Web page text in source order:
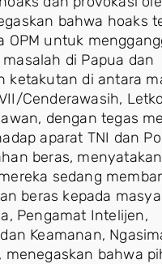
bahwa hoaks
OPM untuk
di Papua dan
ketakutan di antara
Cenderawasih,
dengan tegas
aparat TNI dan
beras,
sedang
beras kepada
Pengamat Intelijen,
Keamanan,
menegaskan bahwa